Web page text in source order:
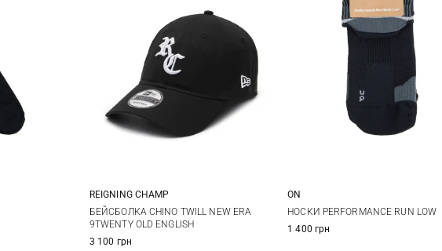
One size
REIGNING CHAMP
БЕЙСБОЛКА CHINO TWILL NEW ERA
9TWENTY OLD ENGLISH
3 100 грн
S M L
ON
НОСКИ PERFORMANCE RUN LOW
1 400 грн